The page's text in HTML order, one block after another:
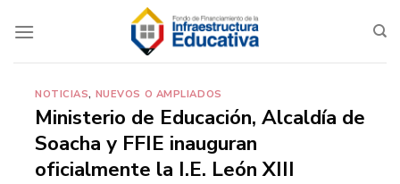
NOTICIAS, NUEVOS O AMPLIADOS
Ministerio de Educación, Alcaldía de
Soacha y FFIE inauguran
oficialmente la I.E. León XIII